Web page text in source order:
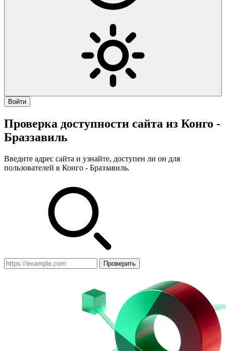
Войти
Проверка доступности сайта из Конго -
Браззавиль
Введите адрес сайта и узнайте, доступен ли он для
пользователей в Конго - Браззавиль.
Проверить